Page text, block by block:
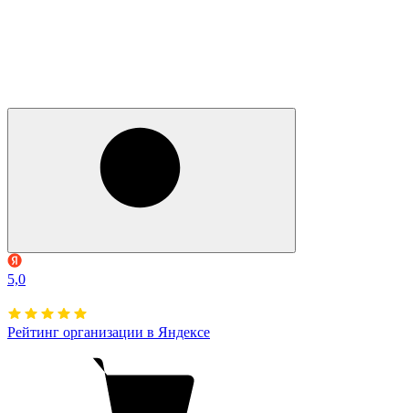
5,0
Рейтинг организации в Яндексе